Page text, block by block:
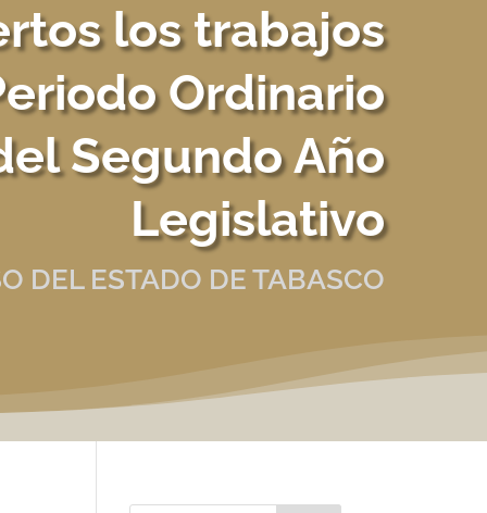
los trabajos
Ordinario
Segundo Año
Legislativo
DEL ESTADO DE TABASCO